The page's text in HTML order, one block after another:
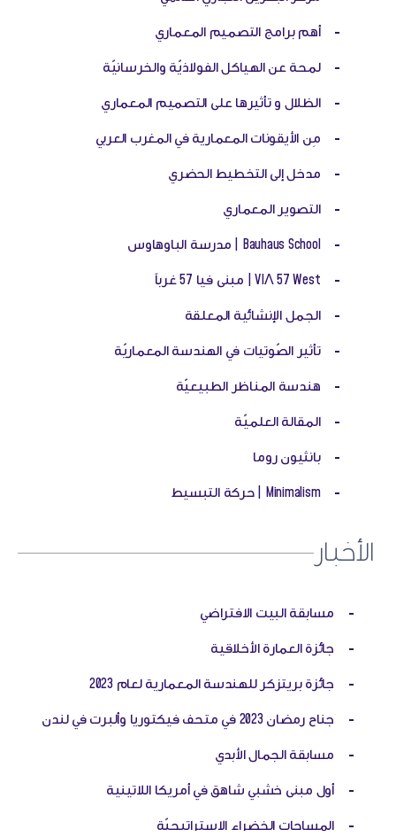
-
أهم برامج التصميم المعماري
-
لمحة عن الهياكل الفولاذيّة والخرسانيّة
-
الظلال و تأثيرها على التصميم المعماري
-
مِن الأيقونات المعمارية في المغرب العربي
-
مدخل إلى التخطيط الحضري
-
التصوير المعماري
-
Bauhaus School | مدرسة الباوهاوس
-
VIΛ 57 West | مبنى فيا 57 غرباً
-
الجمل الإنشائية المعلقة
-
تأثير الصّوتيات في الهندسة المعماريّة
-
هندسة المناظر الطبيعيّة
-
المقالة العلميّة
-
بانثيون روما
-
Minimalism | حركة التبسيط
الأخبار
-
مسابقة البيت الافتراضي
-
جائزة العمارة الأخلاقية
-
جائزة بريتزكر للهندسة المعمارية لعام 2023
-
جناح رمضان 2023 في متحف فيكتوريا وألبرت في لندن
-
مسابقة الجمال الأبدي
-
أول مبنى خشبي شاهق في أمريكا اللاتينية
-
المساحات الخضراء الاستراتيجيّة